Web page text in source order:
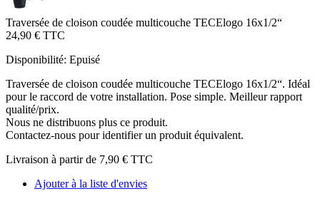
Traversée de cloison coudée multicouche TECElogo 16x1/2“
24,90 € TTC
Disponibilité: Epuisé
Traversée de cloison coudée multicouche TECElogo 16x1/2“. Idéal
pour le raccord de votre installation. Pose simple. Meilleur rapport
qualité/prix.
Nous ne distribuons plus ce produit.
Contactez-nous pour identifier un produit équivalent.
Livraison à partir de 7,90 € TTC
Ajouter à la liste d'envies